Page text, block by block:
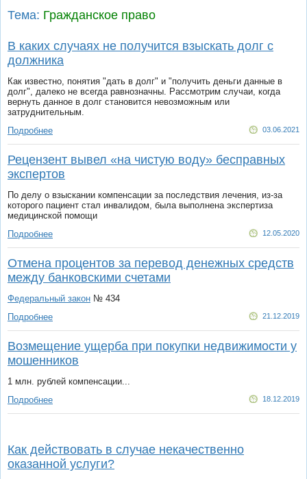
Тема: Гражданское право
В каких случаях не получится взыскать долг с
должника
Как известно, понятия "дать в долг" и "получить деньги данные в
долг", далеко не всегда равнозначны. Рассмотрим случаи, когда
вернуть данное в долг становится невозможным или
затруднительным.
Подробнее
03.06.2021
Рецензент вывел «на чистую воду» бесправных
экспертов
По делу о взыскании компенсации за последствия лечения, из-за
которого пациент стал инвалидом, была выполнена экспертиза
медицинской помощи
Подробнее
12.05.2020
Отмена процентов за перевод денежных средств
между банковскими счетами
Федеральный закон № 434
Подробнее
21.12.2019
Возмещение ущерба при покупки недвижимости у
мошенников
1 млн. рублей компенсации...
Подробнее
18.12.2019
Как действовать в случае некачественно
оказанной услуги?